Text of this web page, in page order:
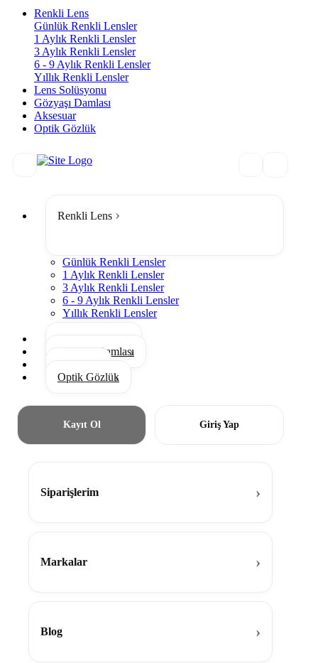
Renkli Lens
Günlük Renkli Lensler
1 Aylık Renkli Lensler
3 Aylık Renkli Lensler
6 - 9 Aylık Renkli Lensler
Yıllık Renkli Lensler
Lens Solüsyonu
Gözyaşı Damlası
Aksesuar
Optik Gözlük
Renkli Lens
Günlük Renkli Lensler
1 Aylık Renkli Lensler
3 Aylık Renkli Lensler
6 - 9 Aylık Renkli Lensler
Yıllık Renkli Lensler
Gözyaşı Damlası
Optik Gözlük
Kayıt Ol Giriş Yap
Siparişlerim
Markalar
Blog